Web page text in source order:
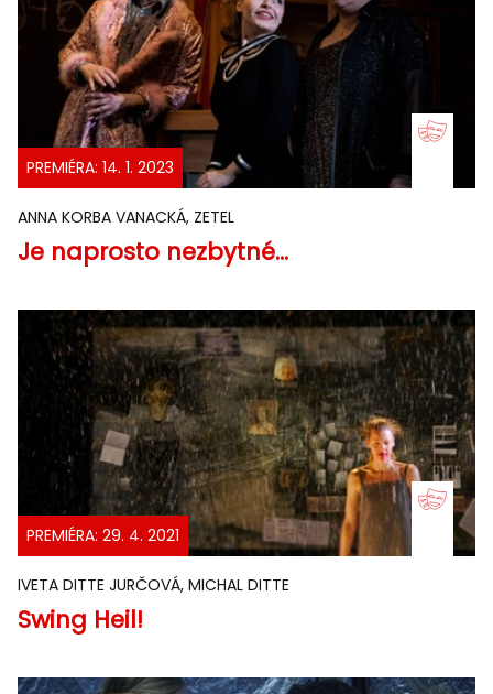
PREMIÉRA: 14. 1. 2023
ANNA KORBA VANACKÁ, ZETEL
Je naprosto nezbytné...
PREMIÉRA: 29. 4. 2021
IVETA DITTE JURČOVÁ, MICHAL DITTE
Swing Heil!